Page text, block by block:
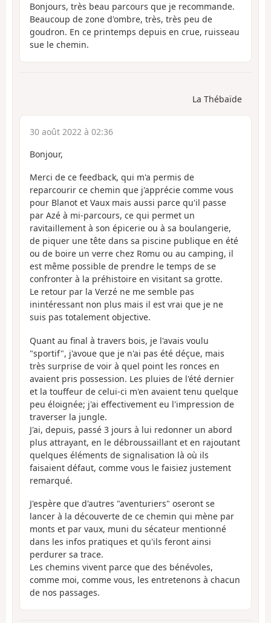
Bonjours, très beau parcours que je recommande.
Beaucoup de zone d'ombre, très, très peu de
goudron. En ce printemps depuis en crue, ruisseau
sue le chemin.
La Thébaïde
30 août 2022 à 02:36
Bonjour,
Merci de ce feedback, qui m'a permis de
reparcourir ce chemin que j'apprécie comme vous
pour Blanot et Vaux mais aussi parce qu'il passe
par Azé à mi-parcours, ce qui permet un
ravitaillement à son épicerie ou à sa boulangerie,
de piquer une tête dans sa piscine publique en été
ou de boire un verre chez Romu ou au camping, il
est même possible de prendre le temps de se
confronter à la préhistoire en visitant sa grotte.
Le retour par la Verzé ne me semble pas
inintéressant non plus mais il est vrai que je ne
suis pas totalement objective.
Quant au final à travers bois, je l'avais voulu
"sportif", j'avoue que je n'ai pas été déçue, mais
très surprise de voir à quel point les ronces en
avaient pris possession. Les pluies de l'été dernier
et la touffeur de celui-ci m'en avaient tenu quelque
peu éloignée; j'ai effectivement eu l'impression de
traverser la jungle.
J'ai, depuis, passé 3 jours à lui redonner un abord
plus attrayant, en le débroussaillant et en rajoutant
quelques éléments de signalisation là où ils
faisaient défaut, comme vous le faisiez justement
remarqué.
J'espère que d'autres "aventuriers" oseront se
lancer à la découverte de ce chemin qui mène par
monts et par vaux, muni du sécateur mentionné
dans les infos pratiques et qu'ils feront ainsi
perdurer sa trace.
Les chemins vivent parce que des bénévoles,
comme moi, comme vous, les entretenons à chacun
de nos passages.